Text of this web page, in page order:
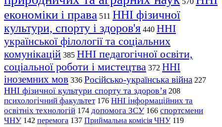
економіки і права 511 ННІ фізичної
культури, спорту і здоров'я 440 ННІ
української філології та соціальних
комунікацій 385 ННІ педагогічної освіти,
соціальної роботи і мистецтва 372 ННІ
іноземних мов 336 Російсько-українська війна 227
ННІ фізичної культури спорту та здоров’я 208
психологічний факультет 176 ННІ інформаційних та
освітніх технологій 174 допомога ЗСУ 166 спортсмени
ЧНУ 142 перемога 137 Приймальна комісія ЧНУ 119